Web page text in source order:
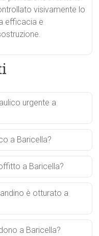
visivamente lo
efficacia e
urgente a
a Baricella?
a Baricella?
è otturato a
a Baricella?